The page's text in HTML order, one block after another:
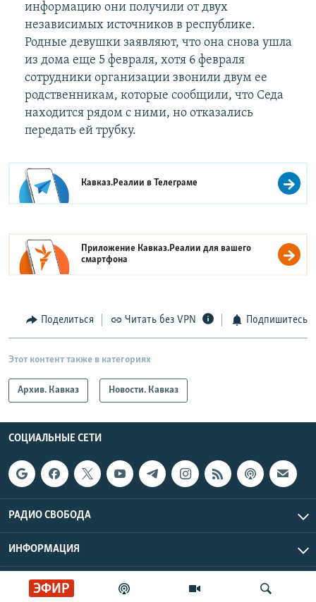
ЭФИР
информацию они получили от двух
независимых источников в республике.
Родные девушки заявляют, что она снова ушла
из дома еще 5 февраля, хотя 6 февраля
сотрудники организации звонили двум ее
родственникам, которые сообщили, что Седа
находится рядом с ними, но отказались
передать ей трубку.
Кавказ.Реалии вТелеграме
Приложение Кавказ.Реалии для вашего
смартфона
Поделиться Читать без VPN Подпишитесь
Этот контент также в категориях
Архив. Кавказ Новости. Кавказ
СОЦИАЛЬНЫЕ СЕТИ
РАДИО СВОБОДА
ИНФОРМАЦИЯ
Радио Свобода © 2026 RFE/RL, Inc. | Все права защищены.